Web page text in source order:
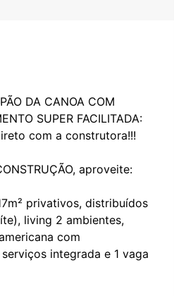
DA CANOA COM
SUPER FACILITADA:
com a construtora!!!
aproveite:
privativos, distribuídos
living 2 ambientes,
com
integrada e 1 vaga